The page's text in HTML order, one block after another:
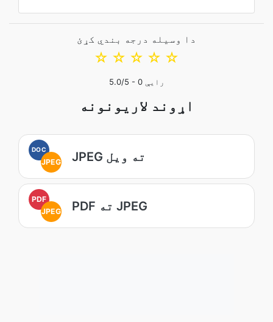
دا وسیله درجه بندي کړئ
☆
☆
☆
☆
☆
5.0/5 - 0 رایې
اړوند لاریونونه
DOC
JPEG JPEG ته ویل
PDF
JPEG
PDF ته JPEG